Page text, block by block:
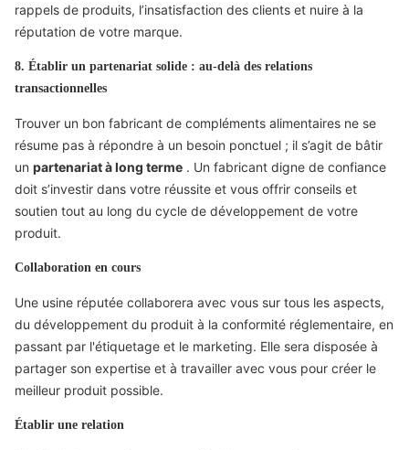
rappels de produits, l’insatisfaction des clients et nuire à la
réputation de votre marque.
8. Établir un partenariat solide : au-delà des relations
transactionnelles
Trouver un bon fabricant de compléments alimentaires ne se
résume pas à répondre à un besoin ponctuel ; il s’agit de bâtir
un partenariat à long terme . Un fabricant digne de confiance
doit s’investir dans votre réussite et vous offrir conseils et
soutien tout au long du cycle de développement de votre
produit.
Collaboration en cours
Une usine réputée collaborera avec vous sur tous les aspects,
du développement du produit à la conformité réglementaire, en
passant par l'étiquetage et le marketing. Elle sera disposée à
partager son expertise et à travailler avec vous pour créer le
meilleur produit possible.
Établir une relation